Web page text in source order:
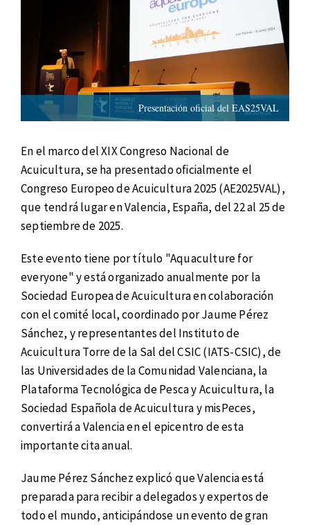
Presentación oficial del EAS25VAL
En el marco del XIX Congreso Nacional de
Acuicultura, se ha presentado oficialmente el
Congreso Europeo de Acuicultura 2025 (AE2025VAL),
que tendrá lugar en Valencia, España, del 22 al 25 de
septiembre de 2025.
Este evento tiene por título "Aquaculture for
everyone" y está organizado anualmente por la
Sociedad Europea de Acuicultura en colaboración
con el comité local, coordinado por Jaume Pérez
Sánchez, y representantes del Instituto de
Acuicultura Torre de la Sal del CSIC (IATS-CSIC), de
las Universidades de la Comunidad Valenciana, la
Plataforma Tecnológica de Pesca y Acuicultura, la
Sociedad Española de Acuicultura y misPeces,
convertirá a Valencia en el epicentro de esta
importante cita anual.
Jaume Pérez Sánchez explicó que Valencia está
preparada para recibir a delegados y expertos de
todo el mundo, anticipándose un evento de gran